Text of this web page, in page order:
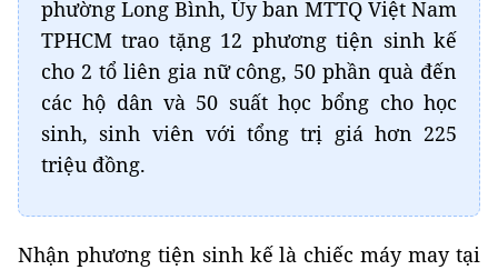
phường Long Bình, Ủy ban MTTQ Việt Nam
TPHCM trao tặng 12 phương tiện sinh kế
cho 2 tổ liên gia nữ công, 50 phần quà đến
các hộ dân và 50 suất học bổng cho học
sinh, sinh viên với tổng trị giá hơn 225
triệu đồng.
Nhận phương tiện sinh kế là chiếc máy may tại